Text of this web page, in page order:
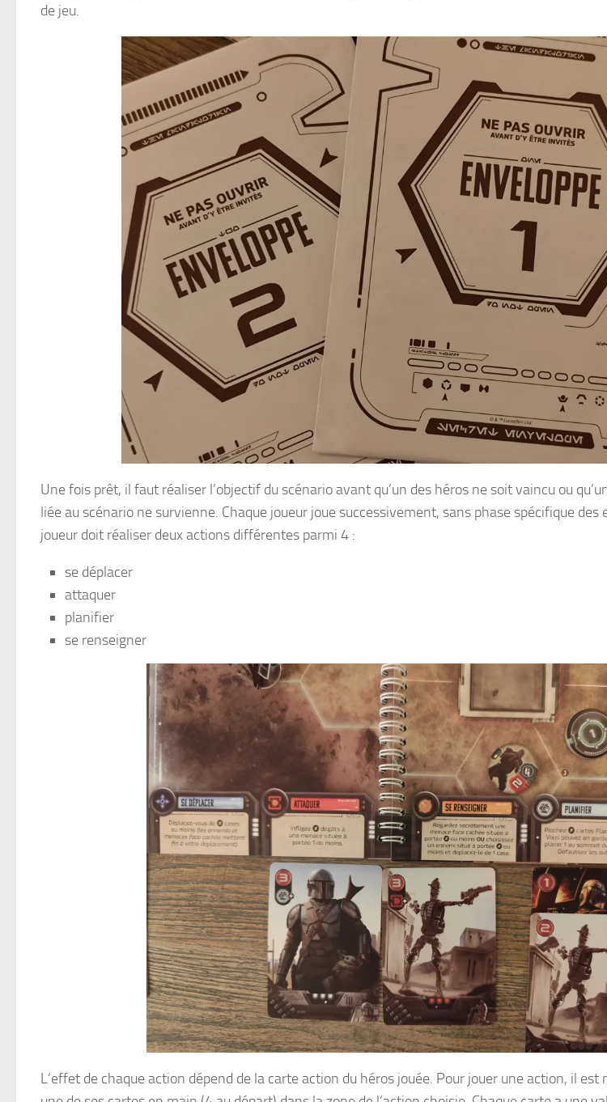
de jeu.
Une fois prêt, il faut réaliser l’objectif du scénario avant qu’un des héros ne soit vaincu ou
liée au scénario ne survienne. Chaque joueur joue successivement, sans phase spécifique des
joueur doit réaliser deux actions différentes parmi 4 :
se déplacer
attaquer
planifier
se renseigner
L’effet de chaque action dépend de la carte action du héros jouée. Pour jouer une action, il est